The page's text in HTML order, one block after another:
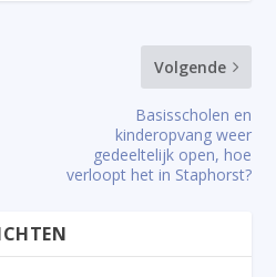
Volgende
Basisscholen en
kinderopvang weer
gedeeltelijk open, hoe
verloopt het in Staphorst?